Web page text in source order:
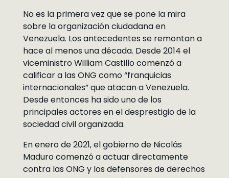
No es la primera vez que se pone la mira
sobre la organización ciudadana en
Venezuela. Los antecedentes se remontan a
hace al menos una década. Desde 2014 el
viceministro William Castillo comenzó a
calificar a las ONG como “franquicias
internacionales” que atacan a Venezuela.
Desde entonces ha sido uno de los
principales actores en el desprestigio de la
sociedad civil organizada.
En enero de 2021, el gobierno de Nicolás
Maduro comenzó a actuar directamente
contra las ONG y los defensores de derechos